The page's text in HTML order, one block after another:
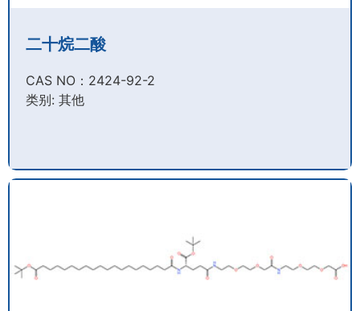
二十烷二酸
CAS NO：2424-92-2​
类别: 其他